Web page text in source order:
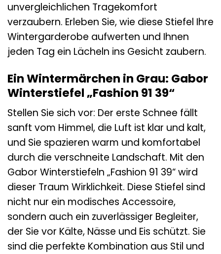
unvergleichlichen Tragekomfort
verzaubern. Erleben Sie, wie diese Stiefel Ihre
Wintergarderobe aufwerten und Ihnen
jeden Tag ein Lächeln ins Gesicht zaubern.
Ein Wintermärchen in Grau: Gabor
Winterstiefel „Fashion 91 39“
Stellen Sie sich vor: Der erste Schnee fällt
sanft vom Himmel, die Luft ist klar und kalt,
und Sie spazieren warm und komfortabel
durch die verschneite Landschaft. Mit den
Gabor Winterstiefeln „Fashion 91 39“ wird
dieser Traum Wirklichkeit. Diese Stiefel sind
nicht nur ein modisches Accessoire,
sondern auch ein zuverlässiger Begleiter,
der Sie vor Kälte, Nässe und Eis schützt. Sie
sind die perfekte Kombination aus Stil und